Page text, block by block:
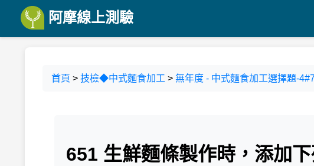
阿摩線上測驗
首頁 > 技檢◆中式麵食加工 > 無年度 - 中式麵食加工選擇題-
651 生鮮麵條製作時，添加